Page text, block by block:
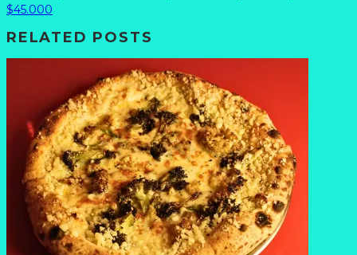
$45.000
RELATED POSTS